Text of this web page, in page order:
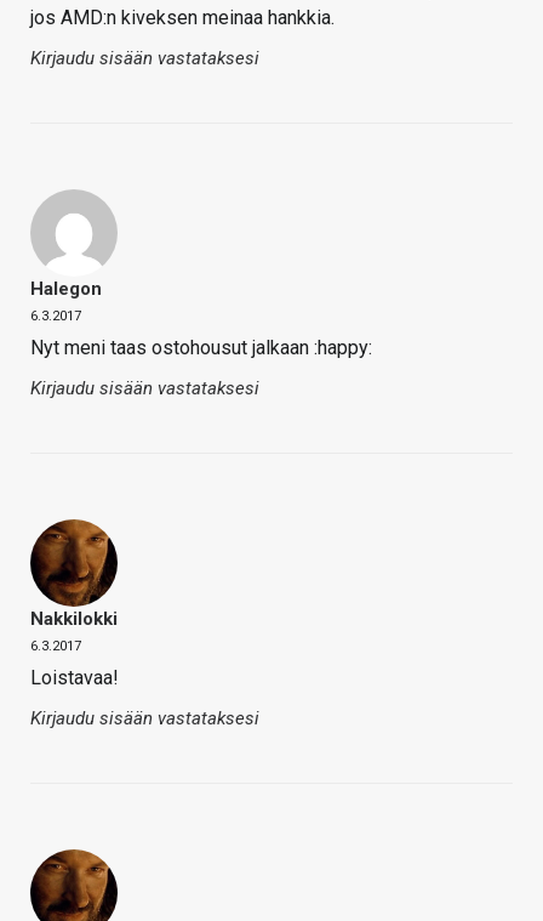
jos AMD:n kiveksen meinaa hankkia.
Kirjaudu sisään vastataksesi
Halegon
6.3.2017
Nyt meni taas ostohousut jalkaan :happy:
Kirjaudu sisään vastataksesi
Nakkilokki
6.3.2017
Loistavaa!
Kirjaudu sisään vastataksesi